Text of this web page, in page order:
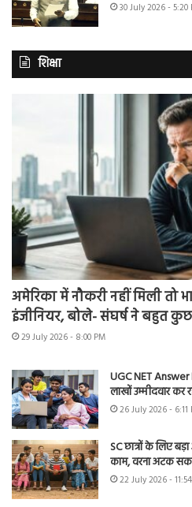
30 July 2026 - 5:20
शिक्षा
अमेरिका में नौकरी नहीं मिली तो
इंजीनियर, बोले- संघर्ष ने बहुत
29 July 2026 - 8:00 PM
UGC NET
लाखों उम्मीदवार कर
26 July 2026 - 6:11
SC छात्रों के लिए
काम, वरना अटक
22 July 2026 -